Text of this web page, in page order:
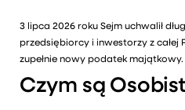
3 lipca 2026 roku Sejm uchwalił
przedsiębiorcy i inwestorzy z
zupełnie nowy podatek majątkowy.
Czym są